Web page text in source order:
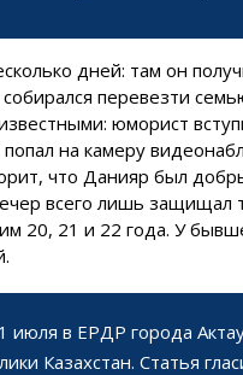
дней: там он
перевезти
юморист
на камеру
что Данияр был
всего лишь защищал
20, 21 и 22 года. У
июля в ЕРДР города
Казахстан. Статья